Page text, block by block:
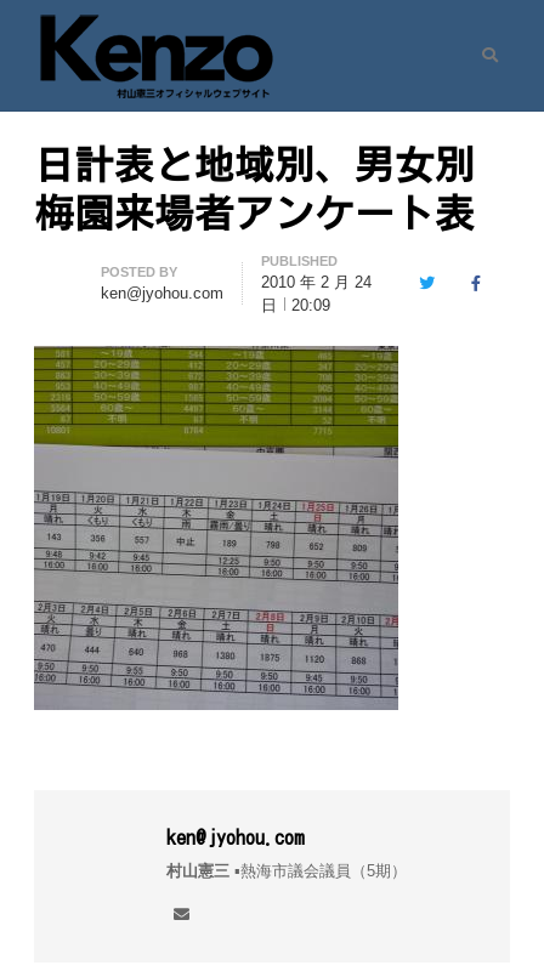
七転八起 – 村山憲三 Official Site
村山憲三ウェブサイト
日計表と地域別、男女別
梅園来場者アンケート表
Author
POSTED BY
ken@jyohou.com
PUBLISHED
2010 年 2 月 24
日
20:09
TwitterFacebook
ken@jyohou.com
村山憲三▪︎熱海市議会議員（5期）